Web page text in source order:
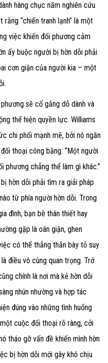
hàng chục năm nghiên cứu
“chiến tranh lạnh” là một
việc khiến đối phương cảm
ấy buộc người bị hờn dỗi phải
cơn giận của người kia – một
sẽ cố gắng dỗ dành và
thể hiện quyền lực. Williams
chi phối mạnh mẽ, bởi nó ngăn
thoại công bằng: “Một người
phương chẳng thể làm gì khác.”
hờn dỗi phải tìm ra giải pháp
từ phía người hờn dỗi. Trong
đình, bạn bè thân thiết hay
gặp là oán giận, ghen
có thể thẳng thắn bày tỏ suy
điều vô cùng quan trọng. Trớ
chính là nơi mà kẻ hờn dỗi
nhún nhường và hợp tác
đúng vào những tình huống
cuộc đối thoại rõ ràng, cởi
tháo gỡ vấn đề khiến mình hờn
bị hờn dỗi mới gây khó chịu